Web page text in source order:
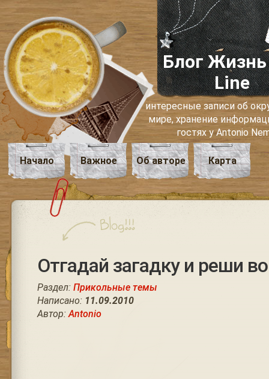
Блог Жизнь
Line
интересные записи об
мире, хранение
гостях у Antonio
Начало Важное Об авторе Карта
Отгадай загадку и реши
Раздел: Прикольные темы
Написано: 11.09.2010
Автор:Antonio